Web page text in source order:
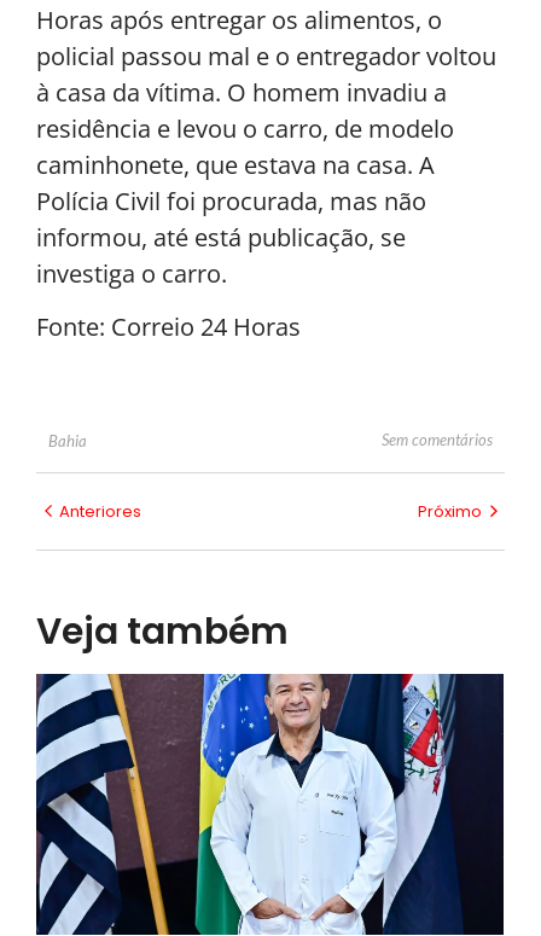
Horas após entregar os alimentos, o
policial passou mal e o entregador voltou
à casa da vítima. O homem invadiu a
residência e levou o carro, de modelo
caminhonete, que estava na casa. A
Polícia Civil foi procurada, mas não
informou, até está publicação, se
investiga o carro.
Fonte: Correio 24 Horas
Bahia Sem comentários
Anteriores Próximo
Veja também